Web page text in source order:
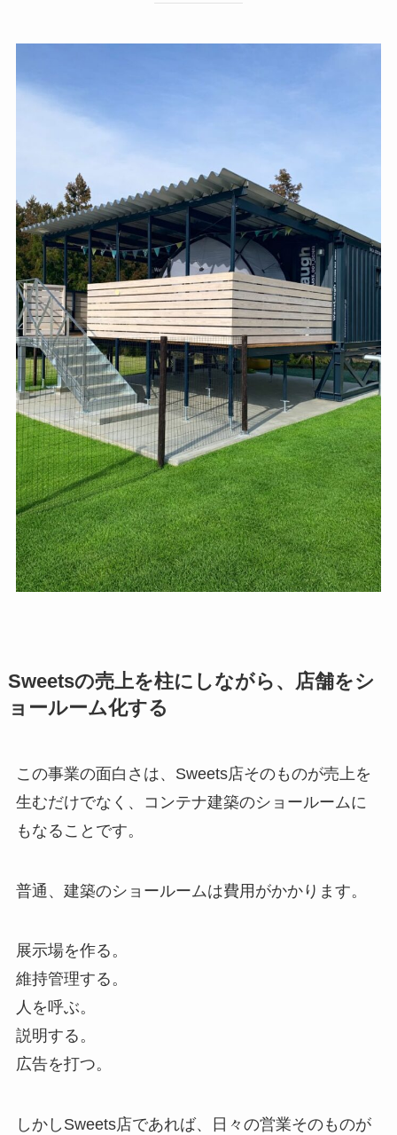
Sweetsの売上を柱にしながら、店舗をシ
ョールーム化する
この事業の面白さは、Sweets店そのものが売上を
生むだけでなく、コンテナ建築のショールームに
もなることです。
普通、建築のショールームは費用がかかります。
展示場を作る。
維持管理する。
人を呼ぶ。
説明する。
広告を打つ。
しかしSweets店であれば、日々の営業そのものが